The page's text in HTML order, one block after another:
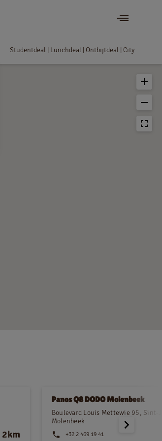
Studentdeal | Lunchdeal | Ontbijtdeal | City
2km
Panos Q8 DODO Molenbeek
Boulevard Louis Mettewie 95, Sint-
Molenbeek
+32 2 469 19 41